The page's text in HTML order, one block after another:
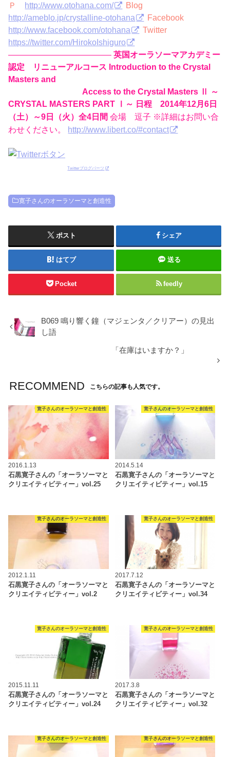
Ｐ http://www.otohana.com/
Blog
http://ameblo.jp/crystalline-otohana
Facebook
http://www.facebook.com/otohana
Twitter
https://twitter.com/HirokoIshiguro
————————————–英国オーラソーマアカデミー
認定 リニューアルコース Introduction to the Crystal
Masters and
Access to the Crystal Masters Ⅱ ～
CRYSTAL MASTERS PART Ⅰ～ 日程 2014年12月6日
（土）～9日（火）全4日間 会場 逗子 ※詳細はお問い合
わせください。
http://www.libert.co/#contact
Twitterブログパーツ
寛子さんのオーラソーマと創造性
ポスト シェア
はてブ 送る
Pocket feedly
B069 鳴り響く鐘（マジェンタ／クリアー）の見出
し語
「在庫はいますか？」
RECOMMEND こちらの記事も人気です。
寛子さんのオーラソーマと創造性
2016.1.13
石黒寛子さんの「オーラソーマと
クリエイティビティー」vol.25
寛子さんのオーラソーマと創造性
2014.5.14
石黒寛子さんの「オーラソーマと
クリエイティビティー」vol.15
寛子さんのオーラソーマと創造性
2012.1.11
石黒寛子さんの「オーラソーマと
クリエイティビティー」vol.2
寛子さんのオーラソーマと創造性
2017.7.12
石黒寛子さんの「オーラソーマと
クリエイティビティー」vol.34
寛子さんのオーラソーマと創造性
2015.11.11
石黒寛子さんの「オーラソーマと
クリエイティビティー」vol.24
寛子さんのオーラソーマと創造性
2017.3.8
石黒寛子さんの「オーラソーマと
クリエイティビティー」vol.32
寛子さんのオーラソーマと創造性 寛子さんのオーラソーマと創造性